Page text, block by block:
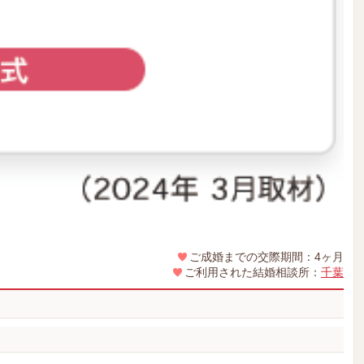
ご成婚までの交際期間：4ヶ月
ご利用された結婚相談所： 千葉